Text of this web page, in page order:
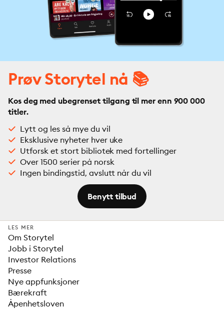
Prøv Storytel nå 📚
Kos deg med ubegrenset tilgang til mer enn 900 000
titler.
Lytt og les så mye du vil
Eksklusive nyheter hver uke
Utforsk et stort bibliotek med fortellinger
Over 1500 serier på norsk
Ingen bindingstid, avslutt når du vil
Benytt tilbud
LES MER
Om Storytel
Jobb i Storytel
Investor Relations
Presse
Nye appfunksjoner
Bærekraft
Åpenhetsloven